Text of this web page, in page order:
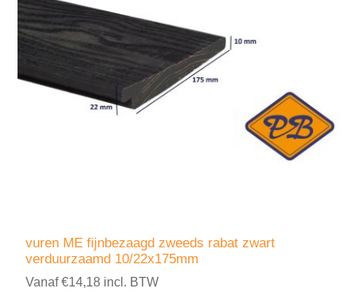
vuren ME fijnbezaagd zweeds rabat zwart
verduurzaamd 10/22x175mm
Vanaf €14,18 incl. BTW